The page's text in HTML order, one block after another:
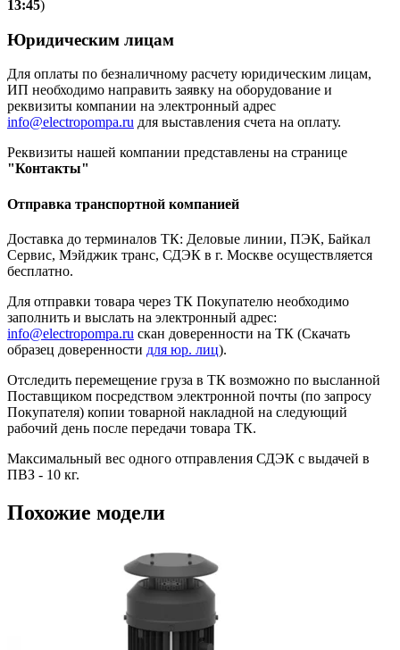
13:45)
Юридическим лицам
Для оплаты по безналичному расчету юридическим лицам,
ИП необходимо направить заявку на оборудование и
реквизиты компании на электронный адрес
info@electropompa.ru для выставления счета на оплату.
Реквизиты нашей компании представлены на странице
"Контакты"
Отправка транспортной компанией
Доставка до терминалов ТК: Деловые линии, ПЭК, Байкал
Сервис, Мэйджик транс, СДЭК в г. Москве осуществляется
бесплатно.
Для отправки товара через ТК Покупателю необходимо
заполнить и выслать на электронный адрес:
info@electropompa.ru скан доверенности на ТК (Скачать
образец доверенности для юр. лиц).
Отследить перемещение груза в ТК возможно по высланной
Поставщиком посредством электронной почты (по запросу
Покупателя) копии товарной накладной на следующий
рабочий день после передачи товара ТК.
Максимальный вес одного отправления СДЭК с выдачей в
ПВЗ - 10 кг.
Похожие модели